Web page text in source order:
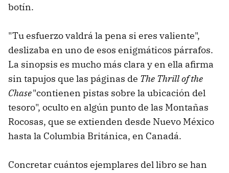
botín.
"Tu esfuerzo valdrá la pena si eres valiente",
deslizaba en uno de esos enigmáticos párrafos.
La sinopsis es mucho más clara y en ella afirma
sin tapujos que las páginas de The Thrill of the
Chase"contienen pistas sobre la ubicación del
tesoro", oculto en algún punto de las Montañas
Rocosas, que se extienden desde Nuevo México
hasta la Columbia Británica, en Canadá.
Concretar cuántos ejemplares del libro se han